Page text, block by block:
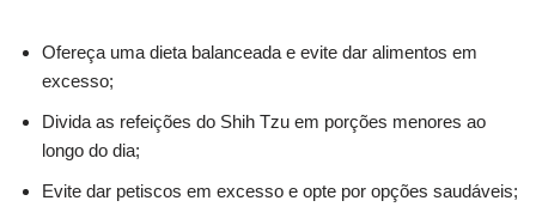
Ofereça uma dieta balanceada e evite dar alimentos em
excesso;
Divida as refeições do Shih Tzu em porções menores ao
longo do dia;
Evite dar petiscos em excesso e opte por opções saudáveis;